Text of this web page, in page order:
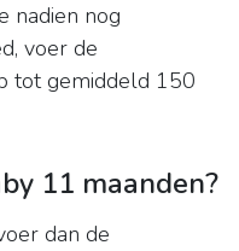
nadien nog
voer de
tot gemiddeld 150
11 maanden?
dan de